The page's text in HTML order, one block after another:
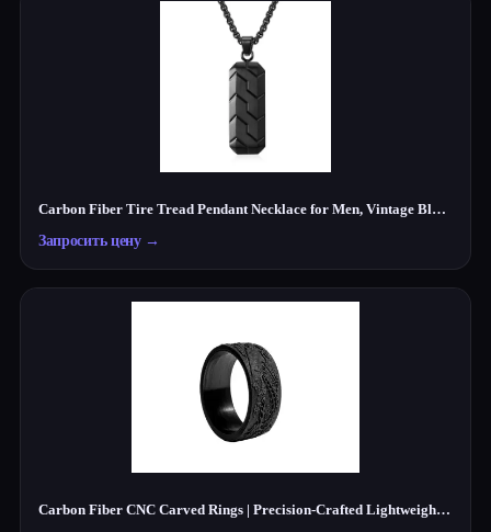
Carbon Fiber Tire Tread Pendant Necklace for Men, Vintage Black Stainless Steel Biker Necklace, Motorcycle Inspired Jewelry Gift for Husband Boyfriend
Запросить цену→
Carbon Fiber CNC Carved Rings | Precision-Crafted Lightweight Jewelry